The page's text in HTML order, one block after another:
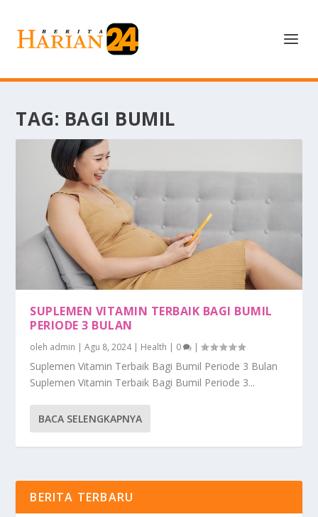
TAG: BAGI BUMIL
SUPLEMEN VITAMIN TERBAIK BAGI BUMIL
PERIODE 3 BULAN
oleh admin |Agu 8, 2024| Health | 0 |
Suplemen Vitamin Terbaik Bagi Bumil Periode 3 Bulan
Suplemen Vitamin Terbaik Bagi Bumil Periode 3...
BACA SELENGKAPNYA
BERITA TERBARU